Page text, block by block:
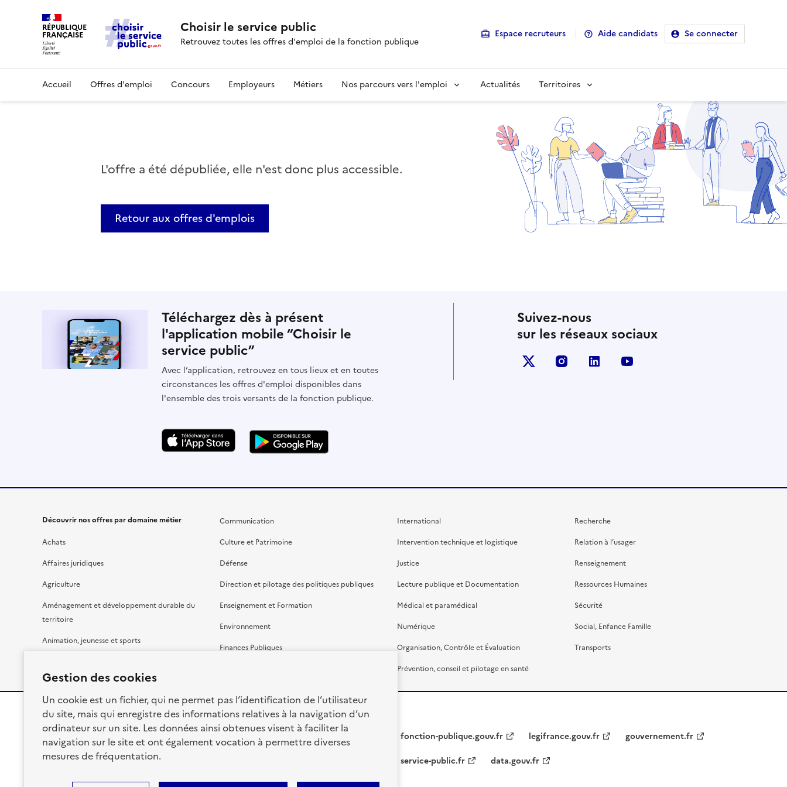
Gestion des cookies
Un cookie est un fichier, qui ne permet pas l’identification de l’utilisateur
du site, mais qui enregistre des informations relatives à la navigation d’un
ordinateur sur un site. Les données ainsi obtenues visent à faciliter la
navigation sur le site et ont également vocation à permettre diverses
mesures de fréquentation.
RÉPUBLIQUE
FRANÇAISE Choisir le service public
Retrouvez toutes les offres d'emploi de la fonction publique
Espace recruteurs Aide candidats Se connecter
Accueil Offres d'emploi Concours Employeurs Métiers Nos parcours vers l'emploi Actualités Territoires
L'offre a été dépubliée, elle n'est donc plus accessible.
Retour aux offres d'emplois
Téléchargez dès à présent
l'application mobile “Choisir le
service public”
Avec l’application, retrouvez en tous lieux et en toutes
circonstances les offres d'emploi disponibles dans
l'ensemble des trois versants de la fonction publique.
Suivez-nous
sur les réseaux sociaux
X (anciennement Twitter)
instagramlinkedin
Découvrir nos offres par domaine métier
Achats
Affaires juridiques
Agriculture
Aménagement et développement durable du
territoire
Animation, jeunesse et sports
Communication
Culture et Patrimoine
Défense
Direction et pilotage des politiques publiques
Enseignement et Formation
Environnement
Finances Publiques
International
Intervention technique et logistique
Justice
Lecture publique et Documentation
Médical et paramédical
Numérique
Organisation, Contrôle et Évaluation
Prévention, conseil et pilotage en santé
Recherche
Relation à l’usager
Renseignement
Ressources Humaines
Sécurité
Social, Enfance Famille
Transports
RÉPUBLIQUE
FRANÇAISE fonction-publique.gouv.fr legifrance.gouv.fr
gouvernement.fr
service-public.fr
data.gouv.fr